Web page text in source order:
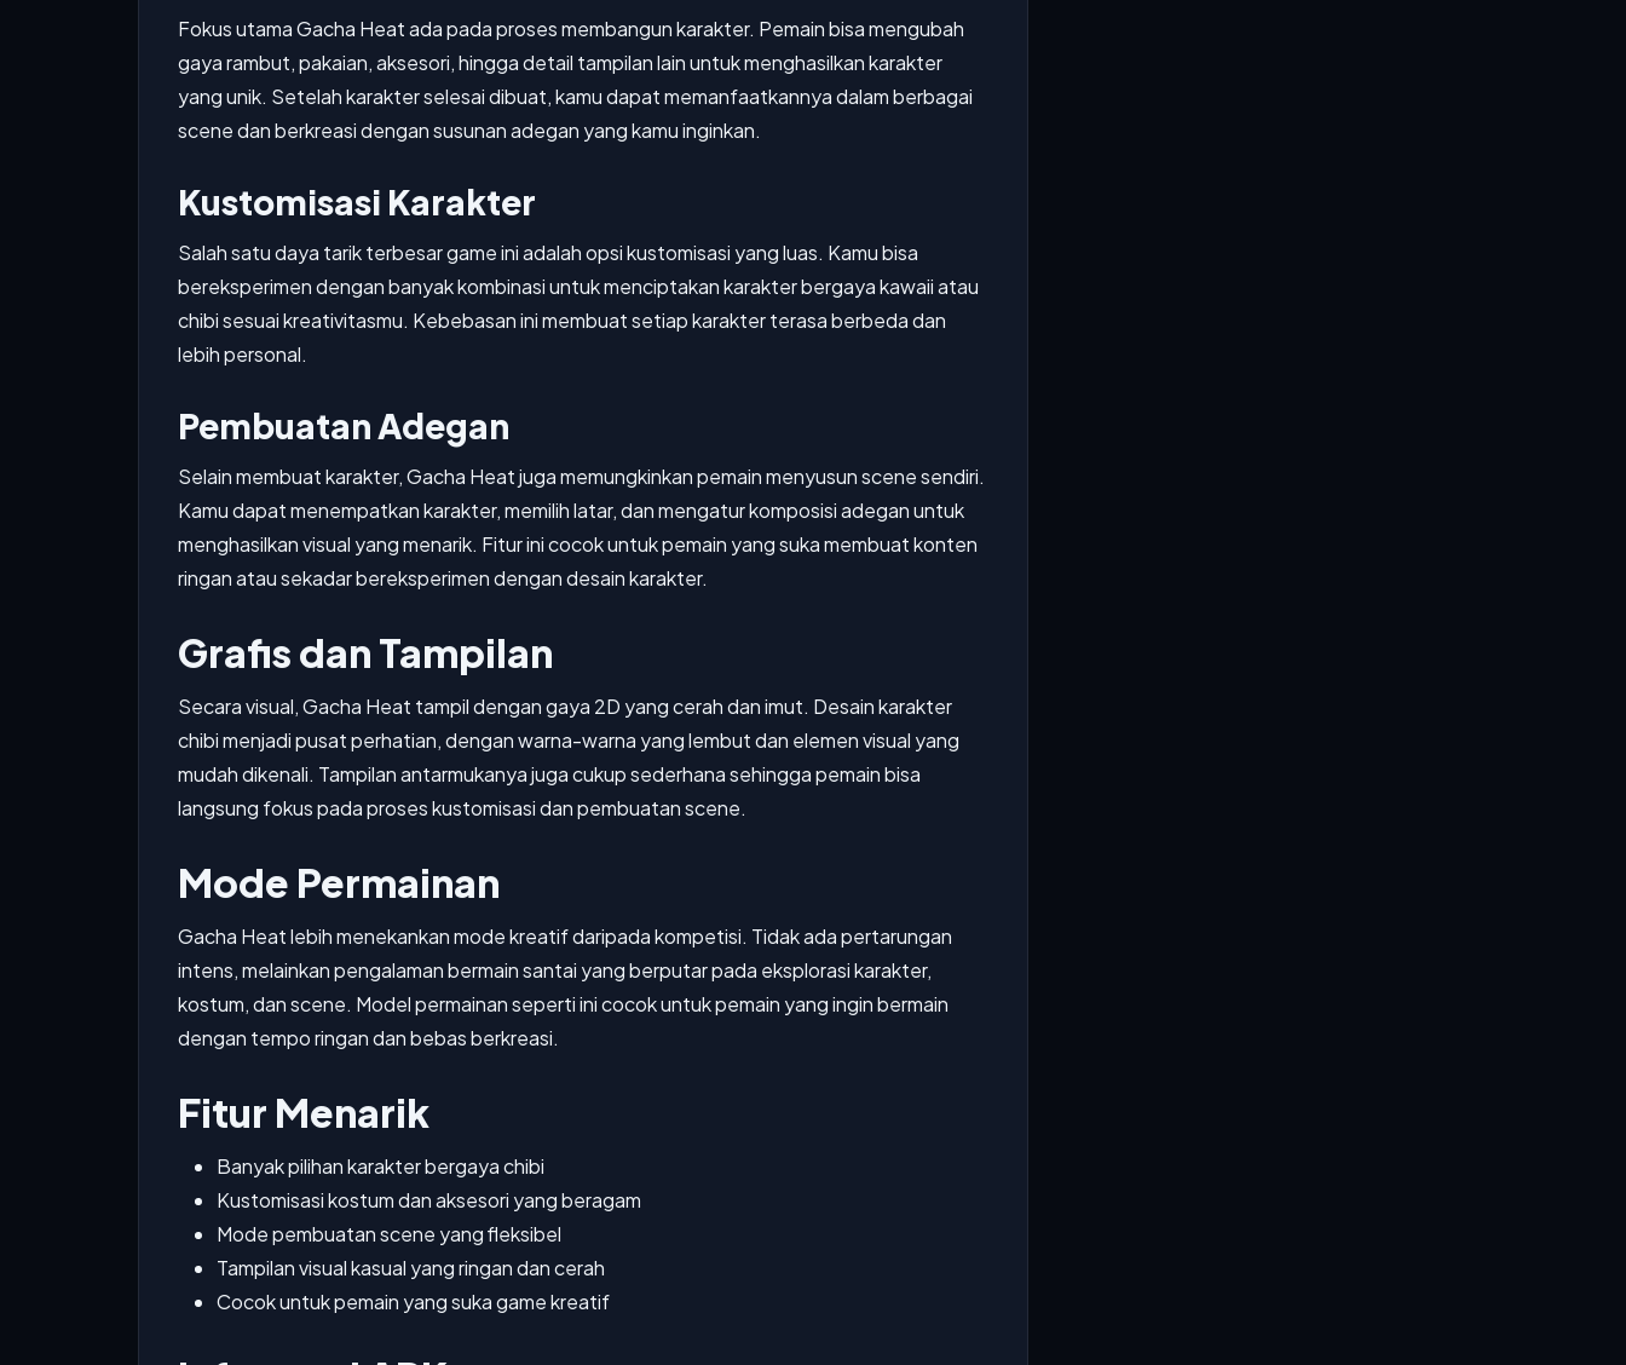
Fokus utama Gacha Heat ada pada proses membangun karakter. Pemain bisa mengubah
gaya rambut, pakaian, aksesori, hingga detail tampilan lain untuk menghasilkan karakter
yang unik. Setelah karakter selesai dibuat, kamu dapat memanfaatkannya dalam berbagai
scene dan berkreasi dengan susunan adegan yang kamu inginkan.
Kustomisasi Karakter
Salah satu daya tarik terbesar game ini adalah opsi kustomisasi yang luas. Kamu bisa
bereksperimen dengan banyak kombinasi untuk menciptakan karakter bergaya kawaii atau
chibi sesuai kreativitasmu. Kebebasan ini membuat setiap karakter terasa berbeda dan
lebih personal.
Pembuatan Adegan
Selain membuat karakter, Gacha Heat juga memungkinkan pemain menyusun scene sendiri.
Kamu dapat menempatkan karakter, memilih latar, dan mengatur komposisi adegan untuk
menghasilkan visual yang menarik. Fitur ini cocok untuk pemain yang suka membuat konten
ringan atau sekadar bereksperimen dengan desain karakter.
Grafis dan Tampilan
Secara visual, Gacha Heat tampil dengan gaya 2D yang cerah dan imut. Desain karakter
chibi menjadi pusat perhatian, dengan warna-warna yang lembut dan elemen visual yang
mudah dikenali. Tampilan antarmukanya juga cukup sederhana sehingga pemain bisa
langsung fokus pada proses kustomisasi dan pembuatan scene.
Mode Permainan
Gacha Heat lebih menekankan mode kreatif daripada kompetisi. Tidak ada pertarungan
intens, melainkan pengalaman bermain santai yang berputar pada eksplorasi karakter,
kostum, dan scene. Model permainan seperti ini cocok untuk pemain yang ingin bermain
dengan tempo ringan dan bebas berkreasi.
Fitur Menarik
Banyak pilihan karakter bergaya chibi
Kustomisasi kostum dan aksesori yang beragam
Mode pembuatan scene yang fleksibel
Tampilan visual kasual yang ringan dan cerah
Cocok untuk pemain yang suka game kreatif